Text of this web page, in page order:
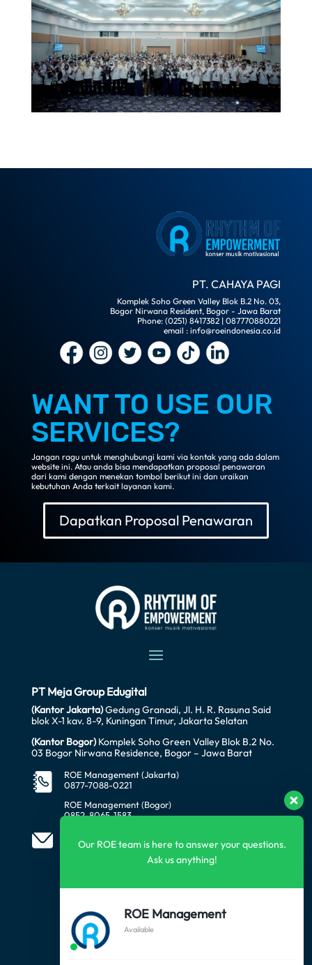
PT. CAHAYA PAGI
Komplek Soho Green Valley Blok B.2 No. 03,
Bogor Nirwana Resident, Bogor - Jawa Barat
Phone: (0251) 8417382 | 087770880221
email : info@roeindonesia.co.id
WANT TO USE OUR
SERVICES?
Jangan ragu untuk menghubungi kami via kontak yang ada dalam
website ini. Atau anda bisa mendapatkan proposal penawaran
dari kami dengan menekan tombol berikut ini dan uraikan
kebutuhan Anda terkait layanan kami.
Dapatkan Proposal Penawaran
PT Meja Group Edugital
(Kantor Jakarta)Gedung Granadi, Jl. H. R. Rasuna Said
blok X-1 kav. 8-9, Kuningan Timur, Jakarta Selatan
(Kantor Bogor)Komplek Soho Green Valley Blok B.2 No.
03 Bogor Nirwana Residence, Bogor – Jawa Barat
ROE Management (Jakarta)
0877-7088-0221
ROE Management (Bogor)
0852-8065-1583
manager@roeindonesia.co.id
Our ROE team is here to answer your questions.
Ask us anything!
ROE Management
Available